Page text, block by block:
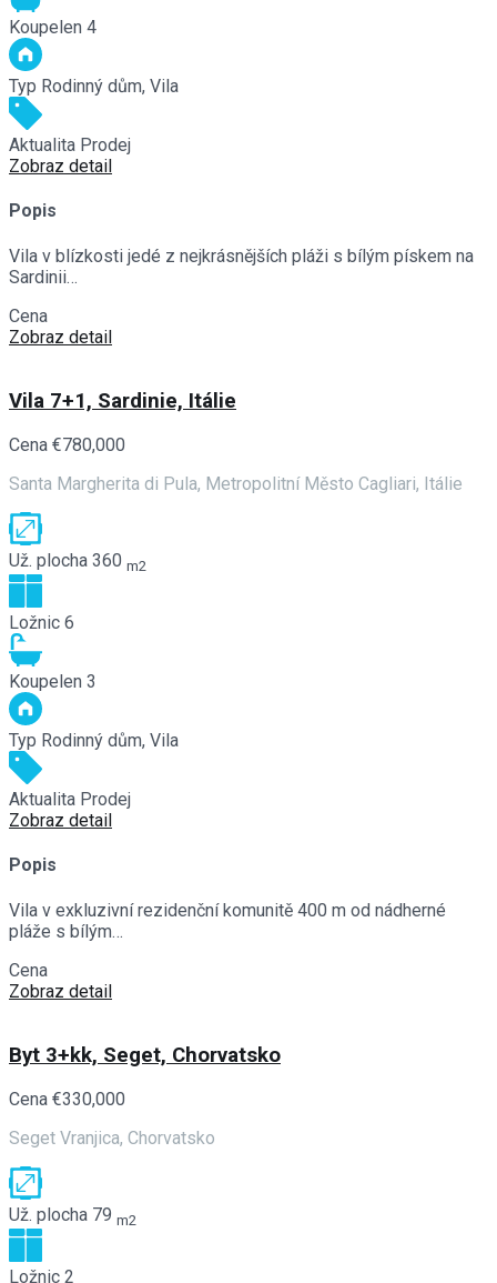
Koupelen 4
Typ Rodinný dům, Vila
Aktualita Prodej
Zobraz detail
Popis
Vila v blízkosti jedé z nejkrásnějších pláži s bílým pískem na
Sardinii…
Cena
Zobraz detail
Vila 7+1, Sardinie, Itálie
Cena €780,000
Santa Margherita di Pula, Metropolitní Město Cagliari, Itálie
Už. plocha 360 m2
Ložnic 6
Koupelen 3
Typ Rodinný dům, Vila
Aktualita Prodej
Zobraz detail
Popis
Vila v exkluzivní rezidenční komunitě 400 m od nádherné
pláže s bílým…
Cena
Zobraz detail
Byt 3+kk, Seget, Chorvatsko
Cena €330,000
Seget Vranjica, Chorvatsko
Už. plocha 79 m2
Ložnic 2